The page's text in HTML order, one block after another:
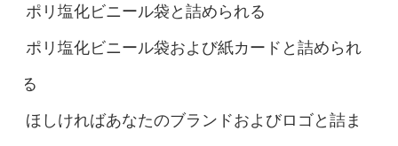
ポリ塩化ビニール袋と詰められる
ポリ塩化ビニール袋および紙カードと詰められ
る
ほしければあなたのブランドおよびロゴと詰ま